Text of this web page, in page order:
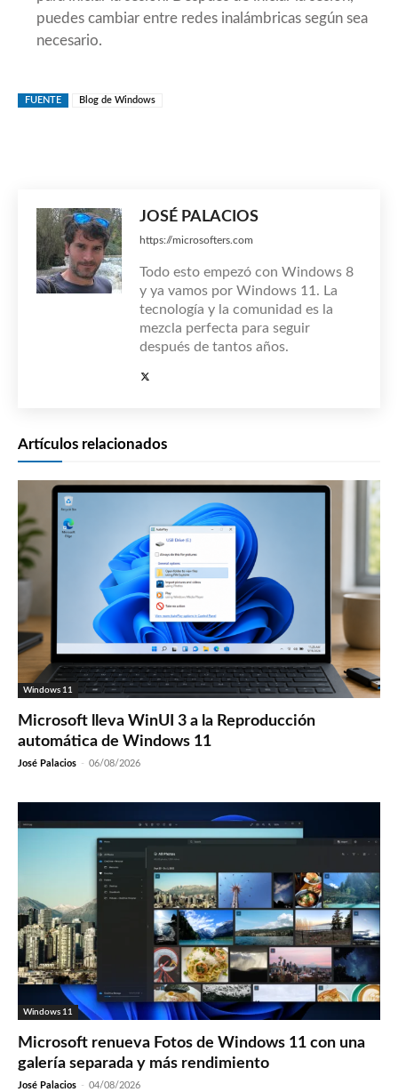
puedes cambiar entre redes inalámbricas según sea
necesario.
FUENTE Blog de Windows
JOSÉ PALACIOS
https://microsofters.com
Todo esto empezó con Windows 8
y ya vamos por Windows 11. La
tecnología y la comunidad es la
mezcla perfecta para seguir
después de tantos años.
Artículos relacionados
Windows 11
Microsoft lleva WinUI 3 a la Reproducción
automática de Windows 11
José Palacios - 06/08/2026
Windows 11
Microsoft renueva Fotos de Windows 11 con una
galería separada y más rendimiento
José Palacios - 04/08/2026